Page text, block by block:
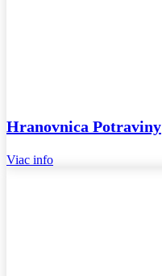
Hranovnica Potraviny
Viac info